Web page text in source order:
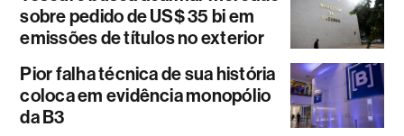
sobre pedido de US$ 35 bi em
emissões de títulos no exterior
Pior falha técnica de sua história
coloca em evidência monopólio
da B3